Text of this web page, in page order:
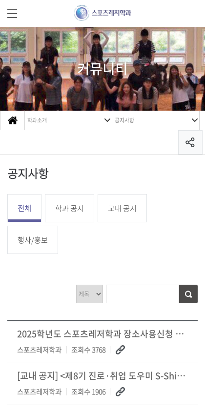
커뮤니티
학과소개 공지사항
공지사항
전체 학과 공지 교내 공지
행사/홍보
2025학년도 스포츠레저학과 장소사용신청 방법 안내 (25.02.17.수정)
스포츠레저학과 조회수 3768
[교내 공지]<제8기 진로·취업 도우미 S-Shiny 모집 공고>
스포츠레저학과 조회수 1906